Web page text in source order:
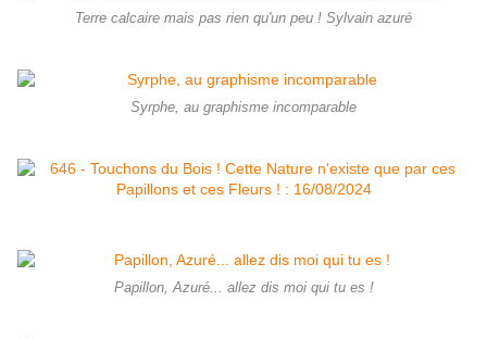
Terre calcaire mais pas rien qu'un peu ! Sylvain azuré
Syrphe, au graphisme incomparable
Papillon, Azuré... allez dis moi qui tu es !